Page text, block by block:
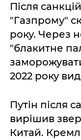
Після
"Газпрому"
року. Через
"блакитне
2022 року
Путін після
вирішив
Китай.